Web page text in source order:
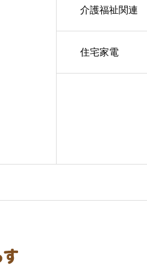
介護福祉関連
住宅家電